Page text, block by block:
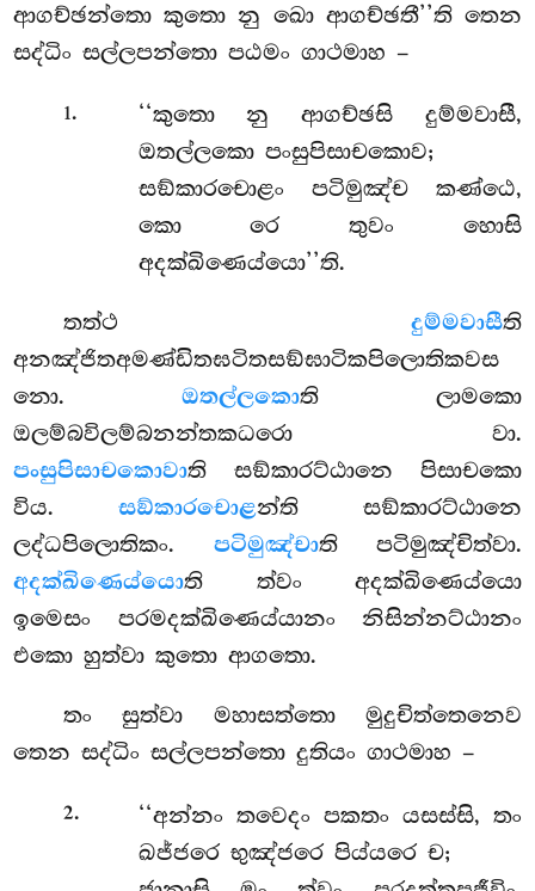
ආගච්ඡන්තො කුතො නු ඛො ආගච්ඡතී’’ති තෙන
සද්ධිං සල්ලපන්තො පඨමං ගාථමාහ –
1. ‘‘කුතොනු ආගච්ඡසි දුම්මවාසී,
ඔතල්ලකො පංසුපිසාචකොව;
සඞ්කාරචොළං පටිමුඤ්ච කණ්ඨෙ,
කො රෙ තුවං හොසි
අදක්ඛිණෙය්යො’’ති.
තත්ථ දුම්මවාසීති
අනඤ්ජිතඅමණ්ඩිතඝටිතසඞ්ඝාටිකපිලොතිකවස
නො. ඔතල්ලකොති ලාමකො
ඔලම්බවිලම්බනන්තකධරො වා.
පංසුපිසාචකොවාති සඞ්කාරට්ඨානෙ පිසාචකො
විය. සඞ්කාරචොළන්ති සඞ්කාරට්ඨානෙ
ලද්ධපිලොතිකං. පටිමුඤ්චාති පටිමුඤ්චිත්වා.
අදක්ඛිණෙය්යොති ත්වං අදක්ඛිණෙය්යො
ඉමෙසං පරමදක්ඛිණෙය්යානං නිසින්නට්ඨානං
එකො හුත්වා කුතො ආගතො.
තං සුත්වා මහාසත්තො මුදුචිත්තෙනෙව
තෙන සද්ධිං සල්ලපන්තො දුතියං ගාථමාහ –
2. ‘‘අන්නං තවෙදං පකතං යසස්සි, තං
ඛජ්ජරෙ භුඤ්ජරෙ පිය්යරෙ ච;